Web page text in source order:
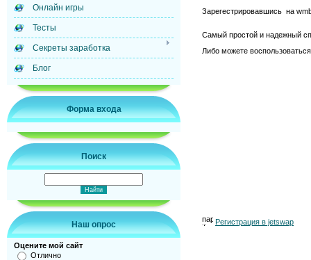
Онлайн игры
Тесты
Cекреты заработка
Блог
Форма входа
Поиск
Наш опрос
Оцените мой сайт
Отлично
Зарегестрировавшись на
Самый простой и надежный
Либо можете
Регистрация в jetswap